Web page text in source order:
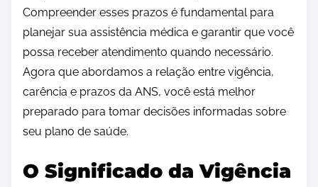
Compreender esses prazos é fundamental para
planejar sua assistência médica e garantir que você
possa receber atendimento quando necessário.
Agora que abordamos a relação entre vigência,
carência e prazos da ANS, você está melhor
preparado para tomar decisões informadas sobre
seu plano de saúde.
O Significado da Vigência